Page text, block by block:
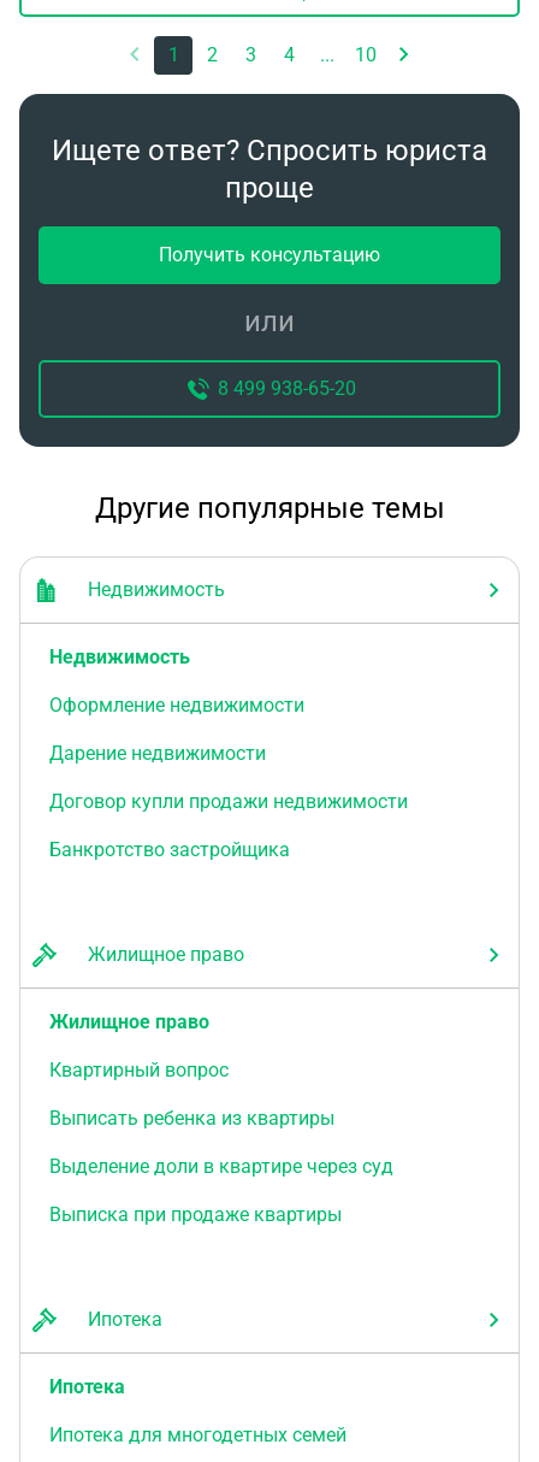
1 2 3 4 ... 10
Ищете ответ? Спросить юриста
проще
Получить консультацию
или
8 499 938-65-20
Другие популярные темы
Недвижимость
Недвижимость
Оформление недвижимости
Дарение недвижимости
Договор купли продажи недвижимости
Банкротство застройщика
Жилищное право
Жилищное право
Квартирный вопрос
Выписать ребенка из квартиры
Выделение доли в квартире через суд
Выписка при продаже квартиры
Ипотека
Ипотека
Ипотека для многодетных семей